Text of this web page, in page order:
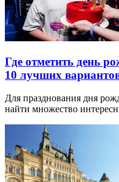
Где отметить день
10 лучших
Для празднования дня
найти множество